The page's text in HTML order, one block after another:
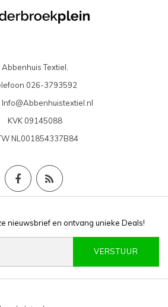
Abbenhuis Textiel.
026-3793592
Info@Abbenhuistextiel.nl
KVK 09145088
NL001854337B84
nieuwsbrief en ontvang unieke Deals!
VERSTUUR